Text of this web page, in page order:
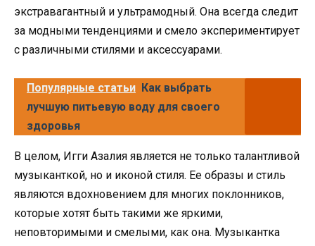
экстравагантный и ультрамодный. Она всегда следит
за модными тенденциями и смело экспериментирует
с различными стилями и аксессуарами.
Популярные статьи Как выбрать
лучшую питьевую воду для своего
здоровья
В целом, Игги Азалия является не только талантливой
музыканткой, но и иконой стиля. Ее образы и стиль
являются вдохновением для многих поклонников,
которые хотят быть такими же яркими,
неповторимыми и смелыми, как она. Музыкантка